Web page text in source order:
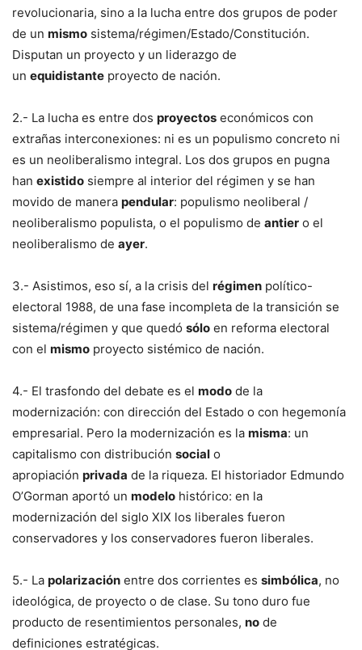
revolucionaria, sino a la lucha entre dos grupos de poder
de un mismo sistema/régimen/Estado/Constitución.
Disputan un proyecto y un liderazgo de
un equidistante proyecto de nación.
2.- La lucha es entre dos proyectos económicos con
extrañas interconexiones: ni es un populismo concreto ni
es un neoliberalismo integral. Los dos grupos en pugna
han existido siempre al interior del régimen y se han
movido de manera pendular: populismo neoliberal /
neoliberalismo populista, o el populismo de antier o el
neoliberalismo de ayer.
3.- Asistimos, eso sí, a la crisis del régimen político-
electoral 1988, de una fase incompleta de la transición se
sistema/régimen y que quedó sólo en reforma electoral
con el mismo proyecto sistémico de nación.
4.- El trasfondo del debate es el modo de la
modernización: con dirección del Estado o con hegemonía
empresarial. Pero la modernización es la misma: un
capitalismo con distribución social o
apropiación privada de la riqueza. El historiador Edmundo
O’Gorman aportó un modelo histórico: en la
modernización del siglo XIX los liberales fueron
conservadores y los conservadores fueron liberales.
5.- La polarización entre dos corrientes es simbólica, no
ideológica, de proyecto o de clase. Su tono duro fue
producto de resentimientos personales, no de
definiciones estratégicas.